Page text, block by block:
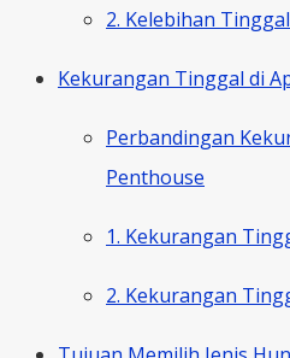
2. Kelebihan
Kekurangan Tinggal di
Perbandingan
Penthouse
1. Kekurangan
2. Kekurangan